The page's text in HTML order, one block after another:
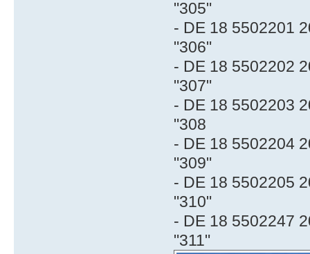
"305"
- DE 18 5502201
"306"
- DE 18 5502202
"307"
- DE 18 5502203
"308
- DE 18 5502204
"309"
- DE 18 5502205
"310"
- DE 18 5502247
"311"